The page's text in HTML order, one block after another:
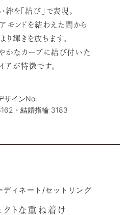
絆を「結び」で表現。
モンドを結わえた間から
り輝きを放ちます。
かなカーブに結び付いた
アが特徴です。
ザインNo:
・結婚指輪 3183
ディネート/セットリング
クトな重ね着け